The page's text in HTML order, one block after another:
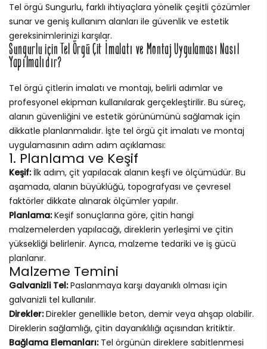
Tel örgü Sungurlu, farklı ihtiyaçlara yönelik çeşitli çözümler
sunar ve geniş kullanım alanları ile güvenlik ve estetik
gereksinimlerinizi karşılar.
Sungurlu için Tel Örgü Çit İmalatı ve Montaj Uygulaması Nasıl
Yapılmalıdır?
Tel örgü çitlerin imalatı ve montajı, belirli adımlar ve
profesyonel ekipman kullanılarak gerçekleştirilir. Bu süreç,
alanın güvenliğini ve estetik görünümünü sağlamak için
dikkatle planlanmalıdır. İşte tel örgü çit imalatı ve montaj
uygulamasının adım adım açıklaması:
1. Planlama ve Keşif
Keşif:İlk adım, çit yapılacak alanın keşfi ve ölçümüdür. Bu
aşamada, alanın büyüklüğü, topografyası ve çevresel
faktörler dikkate alınarak ölçümler yapılır.
Planlama:Keşif sonuçlarına göre, çitin hangi
malzemelerden yapılacağı, direklerin yerleşimi ve çitin
yüksekliği belirlenir. Ayrıca, malzeme tedariki ve iş gücü
planlanır.
Malzeme Temini
Galvanizli Tel:Paslanmaya karşı dayanıklı olması için
galvanizli tel kullanılır.
Direkler:Direkler genellikle beton, demir veya ahşap olabilir.
Direklerin sağlamlığı, çitin dayanıklılığı açısından kritiktir.
Bağlama Elemanları:Tel örgünün direklere sabitlenmesi